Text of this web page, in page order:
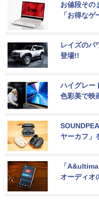
お値段その
「お得なゲ
レイズのパ
登場!!
ハイグレー
色彩美で映
ヤーカフ」
「
オーディオ